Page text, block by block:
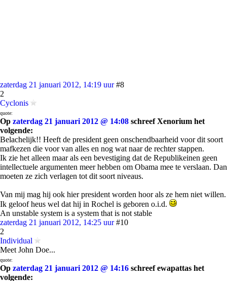
zaterdag 21 januari 2012, 14:19 uur #8
2
Cyclonis
quote:
Op zaterdag 21 januari 2012 @ 14:08 schreef Xenorium het
volgende:
Belachelijk!! Heeft de president geen onschendbaarheid voor dit soort
mafkezen die voor van alles en nog wat naar de rechter stappen.
Ik zie het alleen maar als een bevestiging dat de Republikeinen geen
intellectuele argumenten meer hebben om Obama mee te verslaan. Dan
moeten ze zich verlagen tot dit soort niveaus.
Van mij mag hij ook hier president worden hoor als ze hem niet willen.
Ik geloof heus wel dat hij in Rochel is geboren o.i.d.
An unstable system is a system that is not stable
zaterdag 21 januari 2012, 14:25 uur #10
2
Individual
Meet John Doe...
quote:
Op zaterdag 21 januari 2012 @ 14:16 schreef ewapattas het
volgende: